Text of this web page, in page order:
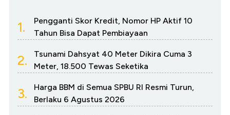
1.
Pengganti Skor Kredit, Nomor HP Aktif 10
Tahun Bisa Dapat Pembiayaan
2.
Tsunami Dahsyat 40 Meter Dikira Cuma 3
Meter, 18.500 Tewas Seketika
3.
Harga BBM di Semua SPBU RI Resmi Turun,
Berlaku 6 Agustus 2026